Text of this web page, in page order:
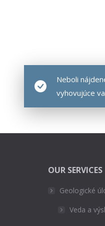
Neboli
vyhovujúce
OUR SERVICES
Geologické
Veda a